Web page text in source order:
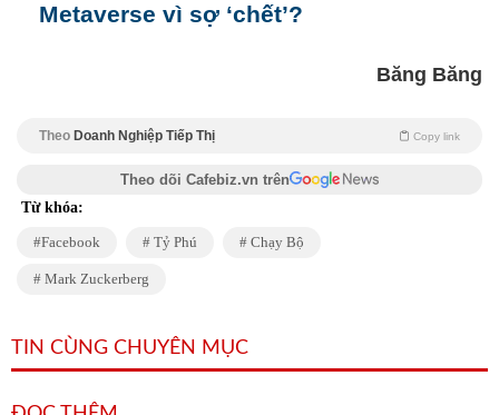
Metaverse vì sợ ‘chết’?
Băng Băng
Theo Doanh Nghiệp Tiếp Thị Copy link
Theo dõi Cafebiz.vn trên
Từ khóa:
Facebook Tỷ Phú Chạy Bộ
Mark Zuckerberg
TIN CÙNG CHUYÊN MỤC